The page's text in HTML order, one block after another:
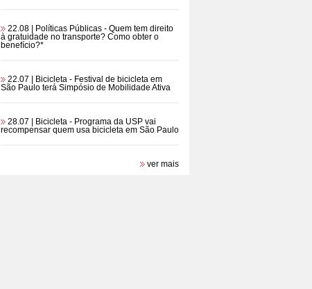
22.08 | Políticas Públicas - Quem tem direito
à gratuidade no transporte? Como obter o
benefício?*
22.07 | Bicicleta - Festival de bicicleta em
São Paulo terá Simpósio de Mobilidade Ativa
28.07 | Bicicleta - Programa da USP vai
recompensar quem usa bicicleta em São Paulo
ver mais